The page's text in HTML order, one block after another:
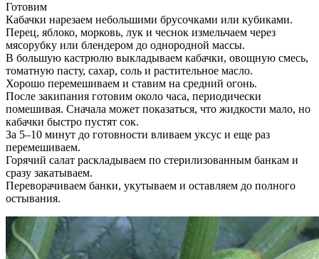
Готовим
Кабачки нарезаем небольшими брусочками или кубиками.
Перец, яблоко, морковь, лук и чеснок измельчаем через
мясорубку или блендером до однородной массы.
В большую кастрюлю выкладываем кабачки, овощную смесь,
томатную пасту, сахар, соль и растительное масло.
Хорошо перемешиваем и ставим на средний огонь.
После закипания готовим около часа, периодически
помешивая. Сначала может показаться, что жидкости мало, но
кабачки быстро пустят сок.
За 5–10 минут до готовности вливаем уксус и еще раз
перемешиваем.
Горячий салат раскладываем по стерилизованным банкам и
сразу закатываем.
Переворачиваем банки, укутываем и оставляем до полного
остывания.